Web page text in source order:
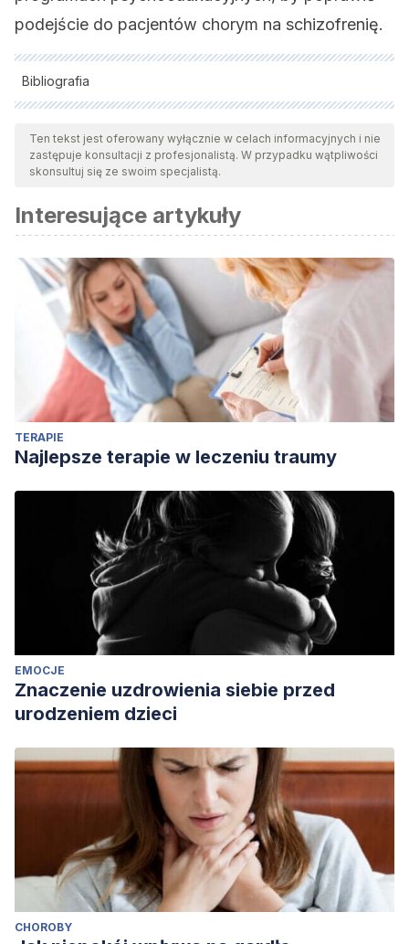
podejście do pacjentów chorym na schizofrenię.
Bibliografia
Wszystkie cytowane źródła zostały gruntownie
przeanalizowane przez nasz zespół w celu zapewnienia ich
jakości, wiarygodności, aktualności i ważności. Bibliografia
względem naukowym lub akademickim.
Perez, M.Guía de tratamientos psicológicos eficaces I.
Adultos. (2018). Edición Pirámide
Ten tekst jest oferowany wyłącznie w celach informacyjnych i nie
zastępuje konsultacji z profesjonalistą. W przypadku wątpliwości
skonsultuj się ze swoim specjalistą.
Interesujące artykuły
TERAPIE
Najlepsze terapie w leczeniu traumy
EMOCJE
Znaczenie uzdrowienia siebie przed
urodzeniem dzieci
CHOROBY